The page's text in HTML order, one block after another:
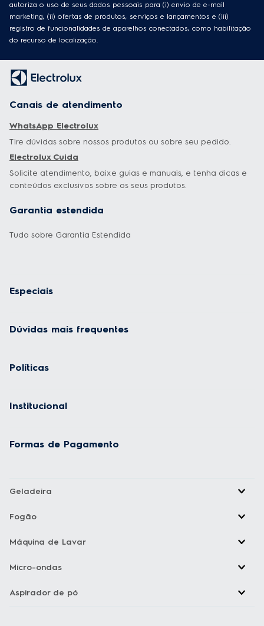
autoriza o uso de seus dados pessoais para (i) envio de e-mail
marketing, (ii) ofertas de produtos, serviços e lançamentos e (iii)
registro de funcionalidades de aparelhos conectados, como habilitação
do recurso de localização.
Canais de atendimento
WhatsApp Electrolux
Tire dúvidas sobre nossos produtos ou sobre seu pedido.
Electrolux Cuida
Solicite atendimento, baixe guias e manuais, e tenha dicas e
conteúdos exclusivos sobre os seus produtos.
Garantia estendida
Tudo sobre Garantia Estendida
Especiais
Dúvidas mais frequentes
Políticas
Institucional
Formas de Pagamento
Geladeira
Fogão
Máquina de Lavar
Micro-ondas
Aspirador de pó